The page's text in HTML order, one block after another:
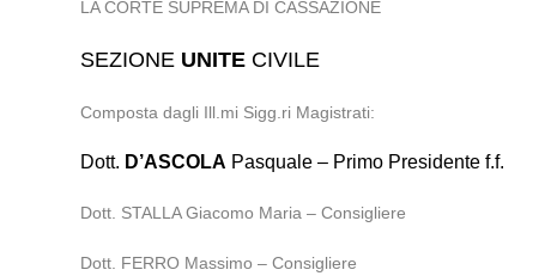
LA CORTE SUPREMA DI CASSAZIONE
SEZIONE UNITE CIVILE
Composta dagli Ill.mi Sigg.ri Magistrati:
Dott. D’ASCOLA Pasquale – Primo Presidente f.f.
Dott. STALLA Giacomo Maria – Consigliere
Dott. FERRO Massimo – Consigliere